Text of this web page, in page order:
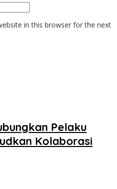
in this browser for the next
Pelaku
Kolaborasi